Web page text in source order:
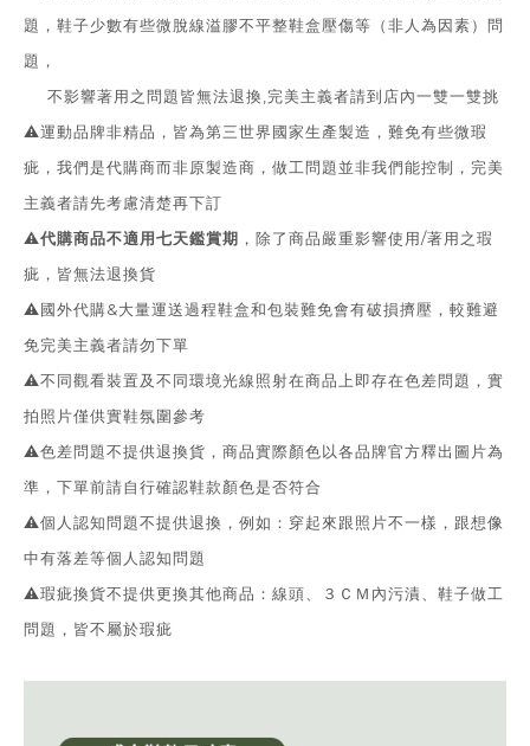
題，鞋子少數有些微脫線溢膠不平整鞋盒壓傷等（非人為因素）問
題，
不影響著用之問題皆無法退換,完美主義者請到店內一雙一雙挑
⚠️運動品牌非精品，皆為第三世界國家生產製造，難免有些微瑕
疵，我們是代購商而非原製造商，做工問題並非我們能控制，完美
主義者請先考慮清楚再下訂
⚠️代購商品不適用七天鑑賞期 ，除了商品嚴重影響使用/著用之瑕
疵，皆無法退換貨
⚠️國外代購&大量運送過程鞋盒和包裝難免會有破損擠壓，較難避
免完美主義者請勿下單
⚠️不同觀看裝置及不同環境光線照射在商品上即存在色差問題，實
拍照片僅供實鞋氛圍參考
⚠️色差問題不提供退換貨，商品實際顏色以各品牌官方釋出圖片為
準，下單前請自行確認鞋款顏色是否符合
⚠️個人認知問題不提供退換，例如：穿起來跟照片不一樣，跟想像
中有落差等個人認知問題
⚠️瑕疵換貨不提供更換其他商品：線頭、３ＣＭ內污漬、鞋子做工
問題，皆不屬於瑕疵